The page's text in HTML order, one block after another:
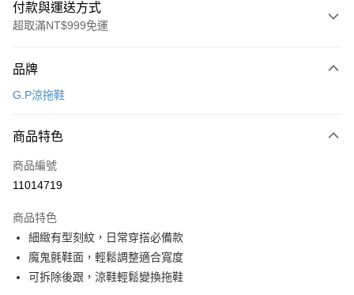
付款與運送方式
超取滿NT$999免運
信用卡一次付款
LINE Pay
Apple Pay
悠遊付
Google Pay
全盈+PAY
品牌
G.P涼拖鞋
商品特色
商品編號
11014719
商品特色
細緻有型刻紋，日常穿搭必備款
魔鬼氈鞋面，輕鬆調整適合寬度
可拆除後跟，涼鞋輕鬆變換拖鞋